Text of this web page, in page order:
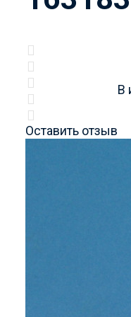
Оставить отзыв
В